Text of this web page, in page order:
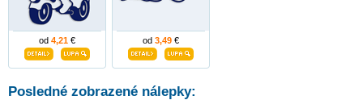
od 4,21 € od 3,49 €
Posledné zobrazené nálepky: